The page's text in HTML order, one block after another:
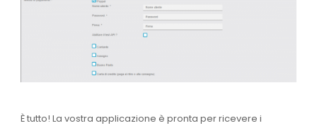
È tutto! La vostra applicazione è pronta per ricevere i